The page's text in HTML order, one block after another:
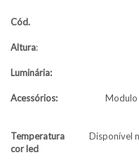
Cód.
Altura:
Luminária:
Acessórios: Modulo
Temperatura
cor led
Disponível